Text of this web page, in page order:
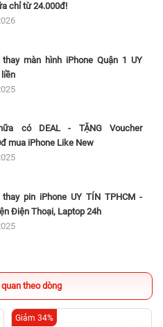
chỉ từ 24.000đ!
màn hình iPhone Quận 1 UY
liền
có DEAL - TẶNG Voucher
mua iPhone Like New
pin iPhone UY TÍN TPHCM -
Điện Thoại, Laptop 24h
theo dòng
Giảm 34%